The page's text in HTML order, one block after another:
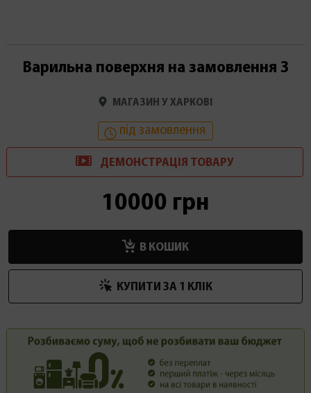
Варильна поверхня на замовлення 3
МАГАЗИН У ХАРКОВІ
під замовлення
ДЕМОНСТРАЦІЯ ТОВАРУ
10000 грн
В КОШИК
КУПИТИ ЗА 1 КЛIК